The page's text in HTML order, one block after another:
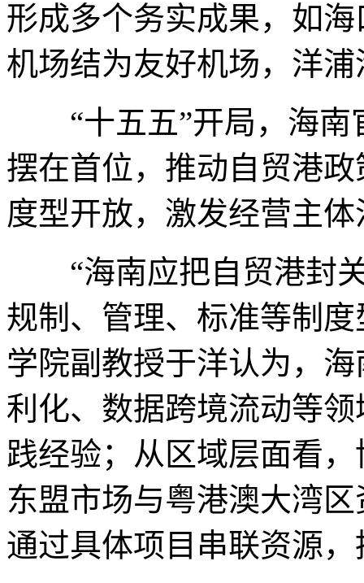
形成多个务实成果，如
机场结为友好机场，洋
“十五五”开局，海南
摆在首位，推动自贸港
度型开放，激发经营主
“海南应把自贸港封关
规制、管理、标准等制
学院副教授于洋认为，
利化、数据跨境流动等
践经验；从区域层面看
东盟市场与粤港澳大湾
通过具体项目串联资源